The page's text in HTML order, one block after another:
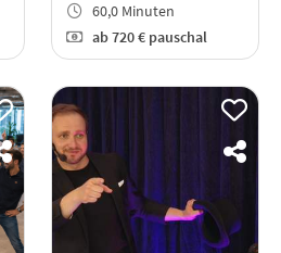
60,0 Minuten
ab720 € pauschal